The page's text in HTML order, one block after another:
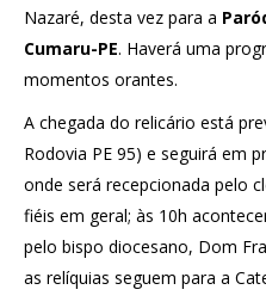
Nazaré, desta vez para a
Cumaru-PE. Haverá uma
momentos orantes.
A chegada do relicário está
Rodovia PE 95) e seguirá em
onde será recepcionada pelo
fiéis em geral; às 10h
pelo bispo diocesano, Dom
as relíquias seguem para a